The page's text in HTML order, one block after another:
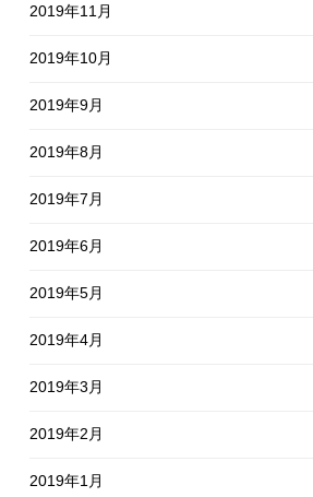
2019年11月
2019年10月
2019年9月
2019年8月
2019年7月
2019年6月
2019年5月
2019年4月
2019年3月
2019年2月
2019年1月